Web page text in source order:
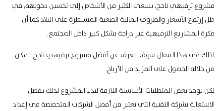
مشروع ترفيهي ناجح، يسعى الكثير من الأشخاص إلى تحسين دخولهم في
ظل إرتفاع الأسعار والظروف المالية الصعبة المسيطرة على البلاد كما أن
فكرة المشاريع الترفيهية غير دراجة بشكل كبير داخل المجتمع.
لذلك في هذا المقال سوف نتعرف عن أفضل مشروع ترفيهي ناجح تتمكن
من خلاله الحصول على المزيد من الأرباح.
لكن يوجد بعض المتطلبات الأساسية اللازمة لبدء المشروع لذلك يفضل
الاستعانة بشركة التقنية التي تعتبر من أفضل الشركات المتخصصة في إعداد